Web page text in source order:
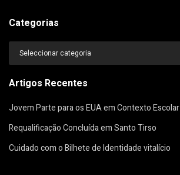
Categorias
Categorias
Artigos Recentes
Jovem Parte para os EUA em Contexto Escolar
Requalificação Concluída em Santo Tirso
Cuidado com o Bilhete de Identidade vitalício